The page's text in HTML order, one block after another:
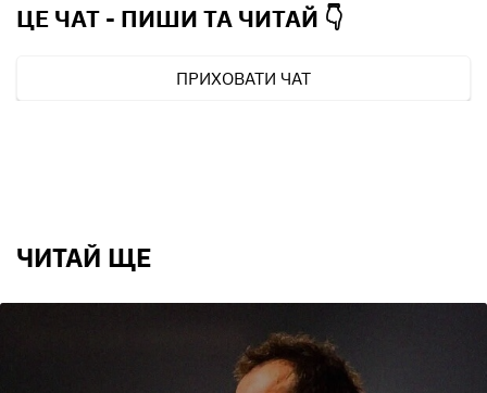
ЦЕ ЧАТ - ПИШИ ТА ЧИТАЙ 👇
ПРИХОВАТИ ЧАТ
ЧИТАЙ ЩЕ